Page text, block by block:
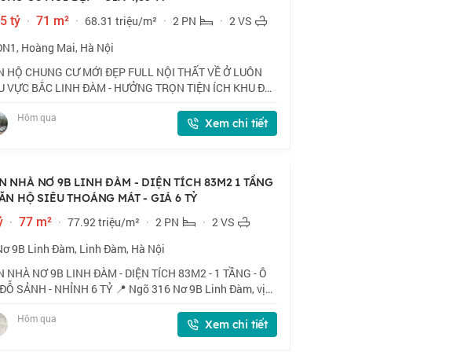
tỷ · 71 m² · 68.31 triệu/m² · 2 PN · 2 VS
Hoàng Mai, Hà Nội
HỘ CHUNG CƯ MỚI ĐẸP FULL NỘI THẤT VỀ Ở LUÔN
VỰC BẮC LINH ĐÀM - HƯỞNG TRỌN TIỆN ÍCH KHU ĐÔ
TRIỂN GIA TĂNG! 📍 Ngõ ĐN1, Hoàng Mai. Căn hộ tầ
Hôm qua Xem chi tiết
NHÀ NƠ 9B LINH ĐÀM - DIỆN TÍCH 83M2 1 TẦNG
HỘ SIÊU THOÁNG MÁT - GIÁ 6 TỶ
· 77 m² · 77.92 triệu/m² · 2 PN · 2 VS
9B Linh Đàm, Linh Đàm, Hà Nội
NHÀ NƠ 9B LINH ĐÀM - DIỆN TÍCH 83M2 - 1 TẦNG - Ô
SẢNH - NHỈNH 6 TỶ 📍 Ngõ 316 Nơ 9B Linh Đàm, vị
lành. 🏠 83m2 x 1 tầng, mặt
Hôm qua Xem chi tiết